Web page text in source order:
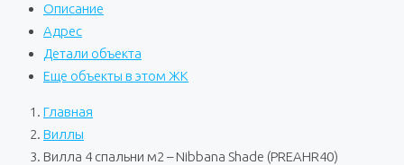
Описание
Адрес
Детали объекта
Еще объекты в этом ЖК
Главная
Виллы
Вилла 4 спальни м2 – Nibbana Shade (PREAHR40)